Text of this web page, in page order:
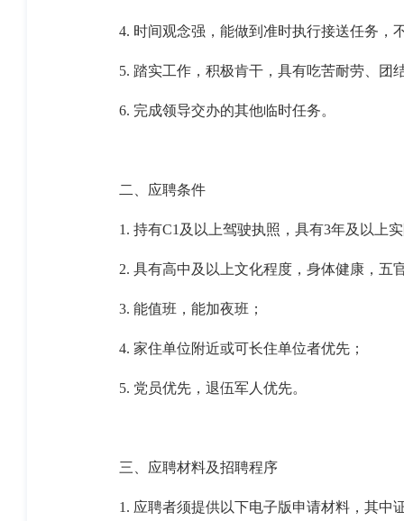
4. 时间观念强，能做到准时执行接送任务，
5. 踏实工作，积极肯干，具有吃苦耐劳、团
6. 完成领导交办的其他临时任务。
二、应聘条件
1. 持有C1 及以上驾驶执照，具有3年及以上
2. 具有高中及以上文化程度，身体健康，五
3. 能值班，能加夜班；
4. 家住单位附近或可长住单位者优先；
5. 党员优先，退伍军人优先。
三、应聘材料及招聘程序
1. 应聘者须提供以下电子版申请材料，其中